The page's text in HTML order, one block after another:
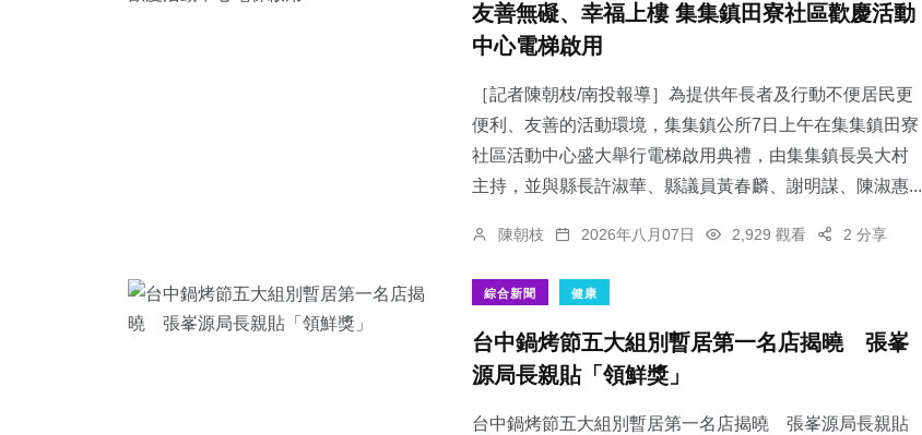
友善無礙、幸福上樓 集集鎮田寮社區歡慶活動
中心電梯啟用
［記者陳朝枝/南投報導］為提供年長者及行動不便居民更
便利、友善的活動環境，集集鎮公所7日上午在集集鎮田寮
社區活動中心盛大舉行電梯啟用典禮，由集集鎮長吳大村
主持，並與縣長許淑華、縣議員黃春麟、謝明謀、陳淑惠...
陳朝枝 2026年八月07日 2,929 觀看 2 分享
綜合新聞 健康
台中鍋烤節五大組別暫居第一名店揭曉 張峯
源局長親貼「領鮮獎」
台中鍋烤節五大組別暫居第一名店揭曉 張峯源局長親貼